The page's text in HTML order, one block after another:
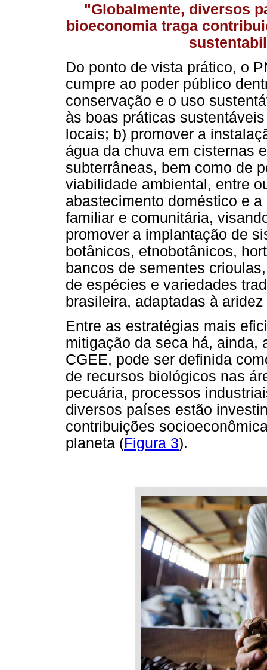
"Globalmente, diversos
bioeconomia traga
Do ponto de vista prático, o
cumpre ao poder público
conservação e o uso
às boas práticas
locais; b) promover a
água da chuva em cisternas
subterrâneas, bem como de
viabilidade ambiental, entre
abastecimento doméstico e
familiar e comunitária,
promover a implantação de
botânicos, etnobotânicos,
bancos de sementes
de espécies e variedades
brasileira, adaptadas à
Entre as estratégias mais
mitigação da seca há, ainda,
CGEE, pode ser definida
de recursos biológicos nas
pecuária, processos
diversos países estão
contribuições
planeta (Figura 3).